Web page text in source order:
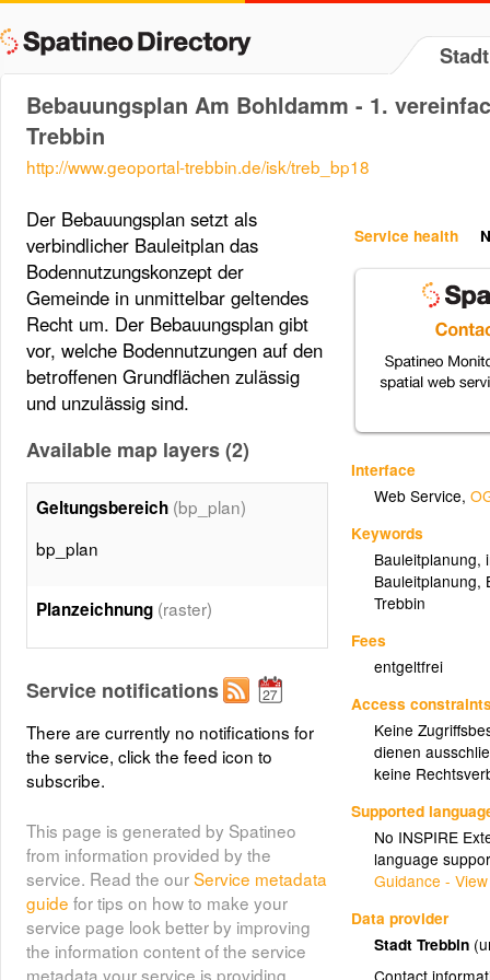
Bebauungsplan Am Bohldamm - 1.
Trebbin
http://www.geoportal-trebbin.de/isk/treb_bp18
Service health
Interface
Web Service,
Keywords
Bauleitplanung,
Bauleitplanung,
Trebbin
Fees
entgeltfrei
Access
Keine
dienen
keine
Supported
No INSPIRE
language
Guidance -
Data provider
Stadt Trebbin
Der Bebauungsplan setzt als
verbindlicher Bauleitplan das
Bodennutzungskonzept der
Gemeinde in unmittelbar geltendes
Recht um. Der Bebauungsplan gibt
vor, welche Bodennutzungen auf den
betroffenen Grundflächen zulässig
und unzulässig sind.
Available map layers (2)
Geltungsbereich (bp_plan)
bp_plan
Planzeichnung (raster)
Service notifications
There are currently no notifications for
the service, click the feed icon to
subscribe.
This page is generated by Spatineo
from information provided by the
service. Read the ourService metadata
guide for tips on how to make your
service page look better by improving
the information content of the service
metadata your service is providing.